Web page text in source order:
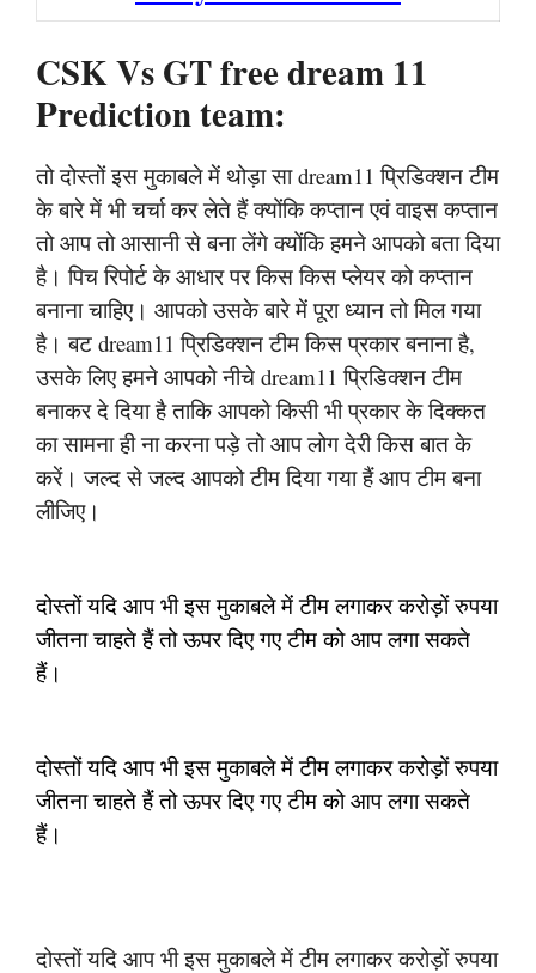
CSK Vs GT free dream 11
Prediction team:
तो दोस्तों इस मुकाबले में थोड़ा सा dream11 प्रिडिक्शन टीम
के बारे में भी चर्चा कर लेते हैं क्योंकि कप्तान एवं वाइस कप्तान
तो आप तो आसानी से बना लेंगे क्योंकि हमने आपको बता दिया
है। पिच रिपोर्ट के आधार पर किस किस प्लेयर को कप्तान
बनाना चाहिए। आपको उसके बारे में पूरा ध्यान तो मिल गया
है। बट dream11 प्रिडिक्शन टीम किस प्रकार बनाना है,
उसके लिए हमने आपको नीचे dream11 प्रिडिक्शन टीम
बनाकर दे दिया है ताकि आपको किसी भी प्रकार के दिक्कत
का सामना ही ना करना पड़े तो आप लोग देरी किस बात के
करें। जल्द से जल्द आपको टीम दिया गया हैं आप टीम बना
लीजिए।
दोस्तों यदि आप भी इस मुकाबले में टीम लगाकर करोड़ों रुपया
जीतना चाहते हैं तो ऊपर दिए गए टीम को आप लगा सकते
हैं।
दोस्तों यदि आप भी इस मुकाबले में टीम लगाकर करोड़ों रुपया
जीतना चाहते हैं तो ऊपर दिए गए टीम को आप लगा सकते
हैं।
दोस्तों यदि आप भी इस मुकाबले में टीम लगाकर करोड़ों रुपया